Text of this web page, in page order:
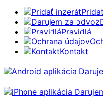
Pravidlá
Kontakt